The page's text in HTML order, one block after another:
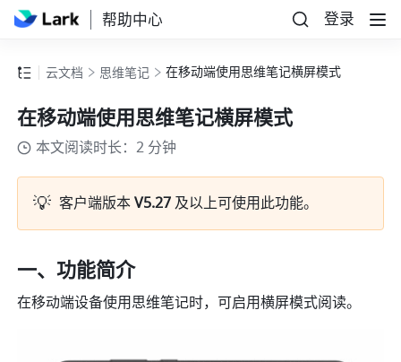
帮助中心 登录
云文档 思维笔记 在移动端使用思维笔记横屏模式
在移动端使用思维笔记横屏模式
本文阅读时长：2 分钟
💡 客户端版本 V5.27 及以上可使用此功能。
一、功能简介
在移动端设备使用思维笔记时，可启用横屏模式阅读。